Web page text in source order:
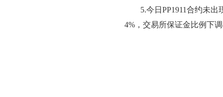
5.今日PP1911合约未出
4%，交易所保证金比例下调